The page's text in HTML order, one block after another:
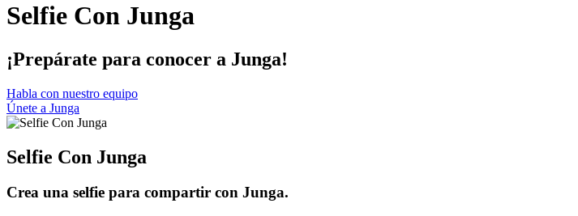
Selfie Con Junga
¡Prepárate para conocer a Junga!
Habla con nuestro equipo
Únete a Junga
Selfie Con Junga
Crea una selfie para compartir con Junga.